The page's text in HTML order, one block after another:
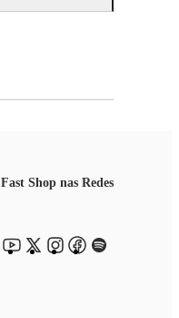
Fast Shop nas Redes